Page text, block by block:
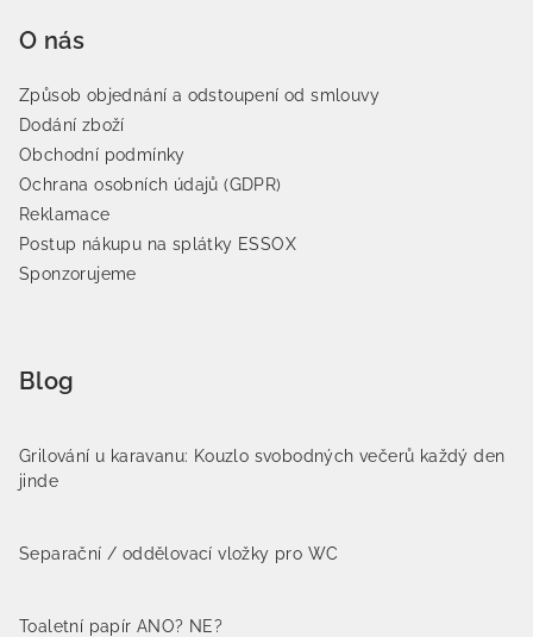
O nás
Způsob objednání a odstoupení od smlouvy
Dodání zboží
Obchodní podmínky
Ochrana osobních údajů (GDPR)
Reklamace
Postup nákupu na splátky ESSOX
Sponzorujeme
Blog
Grilování u karavanu: Kouzlo svobodných večerů každý den
jinde
Separační / oddělovací vložky pro WC
Toaletní papír ANO? NE?